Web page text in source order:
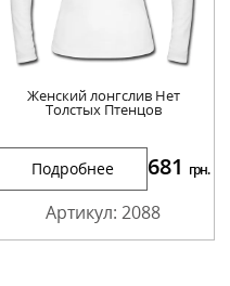
Женский лонгслив Нет
Толстых Птенцов
Подробнее 681 грн.
Артикул: 2088